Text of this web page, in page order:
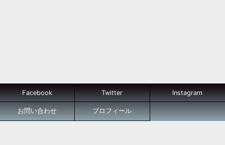
Facebook Twitter Instagram
お問い合わせ プロフィール